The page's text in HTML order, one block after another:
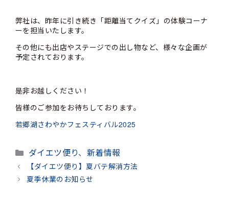
弊社は、昨年に引き続き「距離当てクイズ」の体験コーナ
ーを担当いたします。
その他にも出店やステージでの出し物など、様々な企画が
予定されております。
是非お越しください！
皆様のご参加をお待ちしております。
若郷湖さわやかフェスティバル2025
カ
テ
ゴ
ダイエツ便り、 新着情報
【ダイエツ便り】夏バテ解消方法
夏季休業のお知らせ